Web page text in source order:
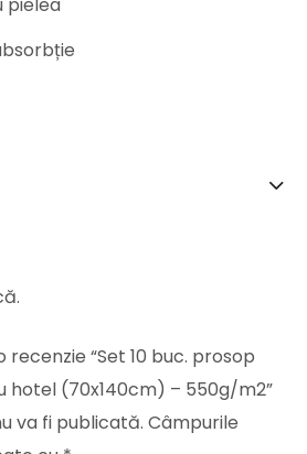
pielea
recenzie “Set 10 buc. prosop
(70x140cm) – 550g/m2”
va fi publicată. Câmpurile